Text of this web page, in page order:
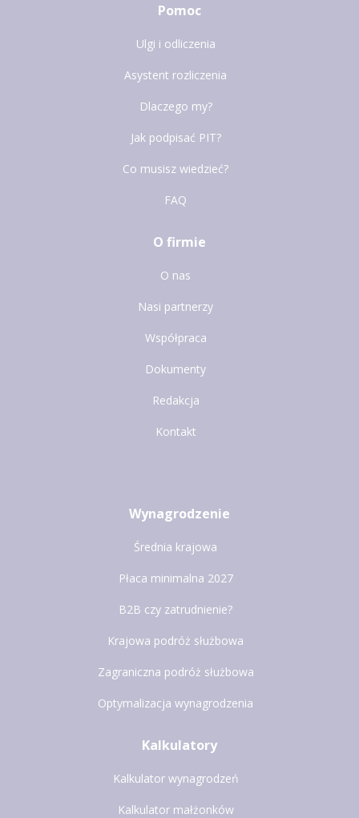
Pomoc
Ulgi i odliczenia
Asystent rozliczenia
Dlaczego my?
Jak podpisać PIT?
Co musisz wiedzieć?
FAQ
O firmie
O nas
Nasi partnerzy
Współpraca
Dokumenty
Redakcja
Kontakt
Wynagrodzenie
Średnia krajowa
Płaca minimalna 2027
B2B czy zatrudnienie?
Krajowa podróż służbowa
Zagraniczna podróż służbowa
Optymalizacja wynagrodzenia
Kalkulatory
Kalkulator wynagrodzeń
Kalkulator małżonków